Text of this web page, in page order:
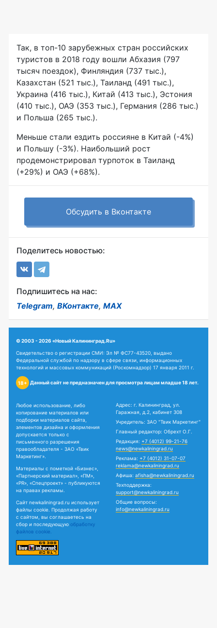
Так, в топ-10 зарубежных стран российских
туристов в 2018 году вошли Абхазия (797
тысяч поездок), Финляндия (737 тыс.),
Казахстан (521 тыс.), Таиланд (491 тыс.),
Украина (416 тыс.), Китай (413 тыс.), Эстония
(410 тыс.), ОАЭ (353 тыс.), Германия (286 тыс.)
и Польша (265 тыс.).
Меньше стали ездить россияне в Китай (-4%)
и Польшу (-3%). Наибольший рост
продемонстрировал турпоток в Таиланд
(+29%) и ОАЭ (+68%).
Обсудить в Вконтакте
Поделитесь новостью:
Подпишитесь на нас:
Telegram, ВКонтакте, MAX
© 2003 - 2026 «Новый Калининград.Ru»
Свидетельство о регистрации СМИ: Эл № ФС77-43520, выдано
Федеральной службой по надзору в сфере связи, информационных
технологий и массовых коммуникаций (Роскомнадзор) 17 января 2011 г.
18+ Данный сайт не предназначен для просмотра лицам младше 18 лет.
Любое использование, либо
копирование материалов или
подборки материалов сайта,
элементов дизайна и оформления
допускается только с
письменного разрешения
правообладателя - ЗАО «Твик
Маркетинг».
Материалы с пометкой «Бизнес»,
«Партнерский материал», «ПМ»,
«PR», «Спецпроект» - публикуются
на правах рекламы.
Сайт newkaliningrad.ru использует
файлы cookie. Продолжая работу
с сайтом, вы соглашаетесь на
сбор и последующую обработку
файлов cookie.
Адрес: г. Калининград, ул.
Гаражная, д.2, кабинет 308
Учредитель: ЗАО "Твик Маркетинг"
Главный редактор: Обрехт О.Г.
Редакция: +7 (4012) 99-21-76
news@newkaliningrad.ru
Реклама: +7 (4012) 31-07-07
reklama@newkaliningrad.ru
Афиша: afisha@newkaliningrad.ru
Техподдержка:
support@newkaliningrad.ru
Общие вопросы:
info@newkaliningrad.ru